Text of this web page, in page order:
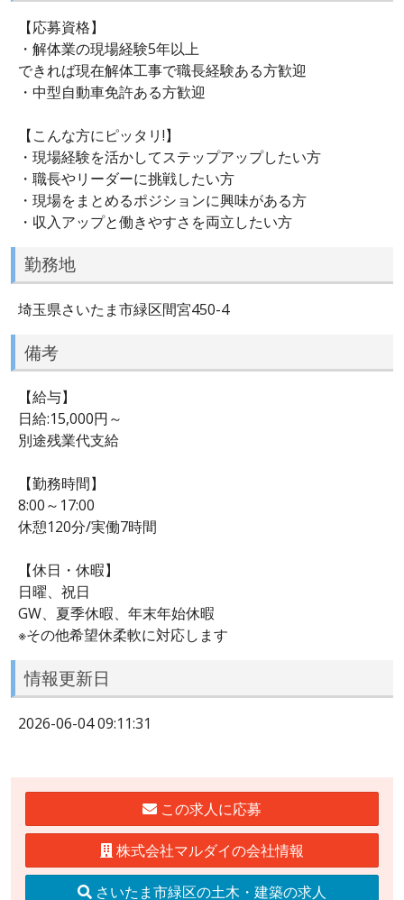
【応募資格】
・解体業の現場経験5年以上
できれば現在解体工事で職長経験ある方歓迎
・中型自動車免許ある方歓迎
【こんな方にピッタリ!】
・現場経験を活かしてステップアップしたい方
・職長やリーダーに挑戦したい方
・現場をまとめるポジションに興味がある方
・収入アップと働きやすさを両立したい方
勤務地
埼玉県さいたま市緑区間宮450-4
備考
【給与】
日給:15,000円～
別途残業代支給
【勤務時間】
8:00～17:00
休憩120分/実働7時間
【休日・休暇】
日曜、祝日
GW、夏季休暇、年末年始休暇
※その他希望休柔軟に対応します
情報更新日
2026-06-04 09:11:31
この求人に応募
株式会社マルダイの会社情報
さいたま市緑区の土木・建築の求人